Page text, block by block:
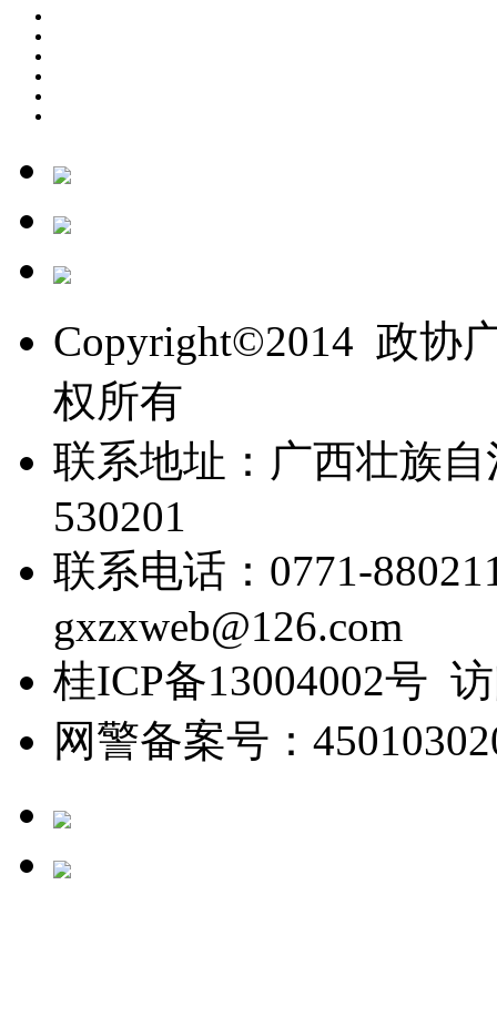
Copyright©2014 政协
权所有
联系地址：广西壮族
530201
联系电话：0771-
gxzxweb@126.com
桂ICP备13004002号
网警备案号：